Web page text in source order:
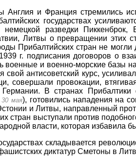
и Франция стремились
государствах
разведки Пиккенброк,
Литвы о превращении этих
Прибалтийских стран не
г. подписания договоров о
и военно-морские базы
антисоветский курс,
совершали провокации,
В странах Прибалтики
мая), готовились нападения на
и Литвы, направленный
стран выступали против
власти, которая избавила
складывается
диктатур Сметоны в